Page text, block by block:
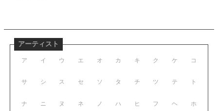
アーティスト
ア イ ウ エ オ
サ シ ス セ ソ
ナ ニ ヌ ネ ノ
カ キ ク ケ コ
タ チ ツ テ ト
ハ ヒ フ ヘ ホ